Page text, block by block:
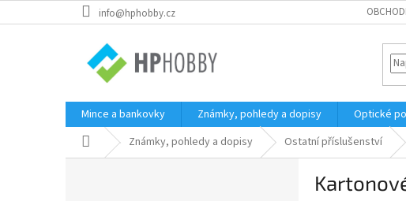
na
info@hphobby.cz
Mince a bankovky Známky, pohledy a dopisy Optické
Domů Známky, pohledy a dopisy Ostatní příslušenství